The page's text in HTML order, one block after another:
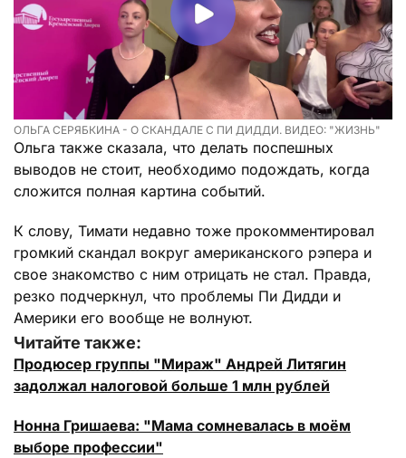
ОЛЬГА СЕРЯБКИНА - О СКАНДАЛЕ С ПИ ДИДДИ. ВИДЕО: "ЖИЗНЬ"
Ольга также сказала, что делать поспешных
выводов не стоит, необходимо подождать, когда
сложится полная картина событий.
К слову, Тимати недавно тоже прокомментировал
громкий скандал вокруг американского рэпера и
свое знакомство с ним отрицать не стал. Правда,
резко подчеркнул, что проблемы Пи Дидди и
Америки его вообще не волнуют.
Читайте также:
Продюсер группы "Мираж" Андрей Литягин
задолжал налоговой больше 1 млн рублей
Нонна Гришаева: "Мама сомневалась в моём
выборе профессии"